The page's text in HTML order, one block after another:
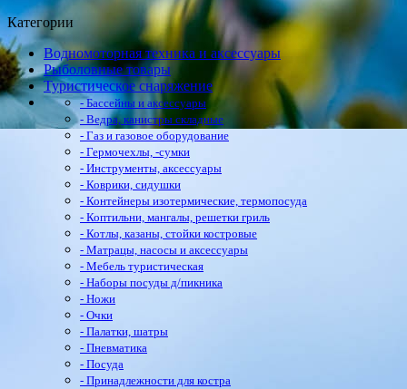
Категории
Водномоторная техника и аксессуары
Рыболовные товары
Туристическое снаряжение
- Бассейны и аксессуары
- Ведра, канистры складные
- Газ и газовое оборудование
- Гермочехлы, -сумки
- Инструменты, аксессуары
- Коврики, сидушки
- Контейнеры изотермические, термопосуда
- Коптильни, мангалы, решетки гриль
- Котлы, казаны, стойки костровые
- Матрацы, насосы и аксессуары
- Мебель туристическая
- Наборы посуды д/пикника
- Ножи
- Очки
- Палатки, шатры
- Пневматика
- Посуда
- Принадлежности для костра